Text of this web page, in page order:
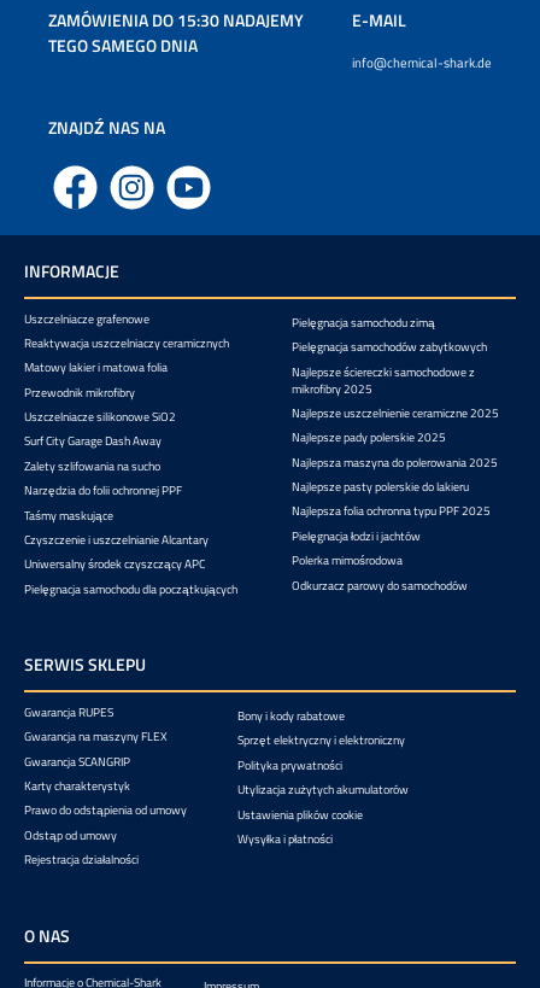
ZAMÓWIENIA DO 15:30 NADAJEMY
TEGO SAMEGO DNIA
E-MAIL
info@chemical-shark.de
ZNAJDŹ NAS NA
Facebook Instagram YouTube
INFORMACJE
Uszczelniacze grafenowe
Reaktywacja uszczelniaczy ceramicznych
Matowy lakier i matowa folia
Przewodnik mikrofibry
Uszczelniacze silikonowe SiO2
Surf City Garage Dash Away
Zalety szlifowania na sucho
Narzędzia do folii ochronnej PPF
Taśmy maskujące
Czyszczenie i uszczelnianie Alcantary
Uniwersalny środek czyszczący APC
Pielęgnacja samochodu dla początkujących
Pielęgnacja samochodu zimą
Pielęgnacja samochodów zabytkowych
Najlepsze ściereczki samochodowe z
mikrofibry 2025
Najlepsze uszczelnienie ceramiczne 2025
Najlepsze pady polerskie 2025
Najlepsza maszyna do polerowania 2025
Najlepsze pasty polerskie do lakieru
Najlepsza folia ochronna typu PPF 2025
Pielęgnacja łodzi i jachtów
Polerka mimośrodowa
Odkurzacz parowy do samochodów
SERWIS SKLEPU
Gwarancja RUPES
Gwarancja na maszyny FLEX
Gwarancja SCANGRIP
Karty charakterystyk
Prawo do odstąpienia od umowy
Odstąp od umowy
Rejestracja działalności
Bony i kody rabatowe
Sprzęt elektryczny i elektroniczny
Polityka prywatności
Utylizacja zużytych akumulatorów
Ustawienia plików cookie
Wysyłka i płatności
O NAS
Informacje o Chemical-Shark